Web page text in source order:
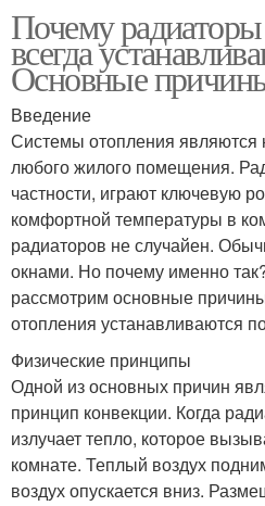
Почему
всегда
Основные
Введение
Системы отопления
любого жилого помещения.
частности, играют ключевую
комфортной температуры в
радиаторов не случайен.
окнами. Но почему именно
рассмотрим основные
отопления устанавливаются
Физические принципы
Одной из основных причин
принцип конвекции. Когда
излучает тепло, которое
комнате. Теплый воздух
воздух опускается вниз.